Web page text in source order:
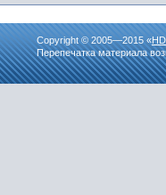
Copyright © 2005—2015 «
Перепечатка материала